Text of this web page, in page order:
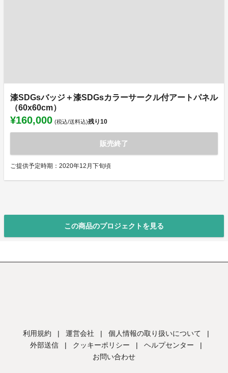
漆SDGsバッジ＋漆SDGsカラーサークル付アートパネル
（60x60cm）
¥160,000 (税込/送料込)残り10
販売終了
ご提供予定時期：2020年12月下旬頃
この商品のプロジェクトを見る
利用規約 | 運営会社 | 個人情報の取り扱いについて
|
外部送信
| クッキーポリシー | ヘルプセンター
|
お問い合わせ